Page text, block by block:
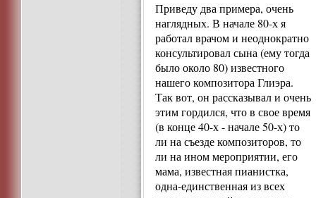
Приведу два примера, очень
наглядных. В начале 80-х я
работал врачом и неоднократно
консультировал сына (ему тогда
было около 80) известного
нашего композитора Глиэра.
Так вот, он рассказывал и очень
этим гордился, что в свое время
(в конце 40-х - начале 50-х) то
ли на съезде композиторов, то
ли на ином мероприятии, его
мама, известная пианистка,
одна-единственная из всех